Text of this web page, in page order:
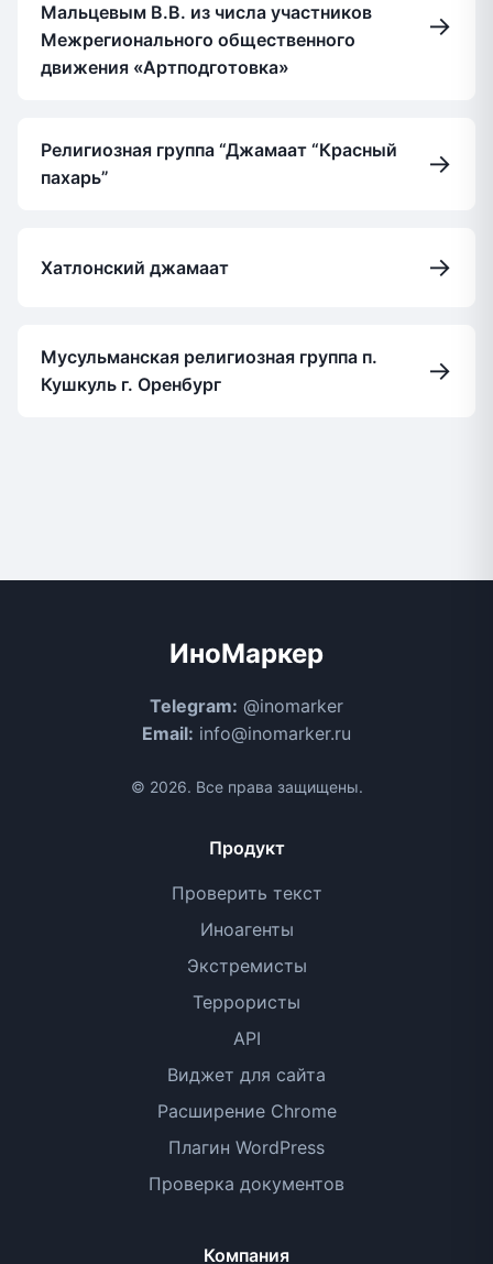
Мальцевым В.В. из числа участников
Межрегионального общественного
движения «Артподготовка»
→
Религиозная группа “Джамаат “Красный
пахарь”
→
Хатлонский джамаат →
Мусульманская религиозная группа п.
Кушкуль г. Оренбург
→
ИноМаркер
Telegram: @inomarker
Email: info@inomarker.ru
© 2026. Все права защищены.
Продукт
Проверить текст
Иноагенты
Экстремисты
Террористы
API
Виджет для сайта
Расширение Chrome
Плагин WordPress
Проверка документов
Компания